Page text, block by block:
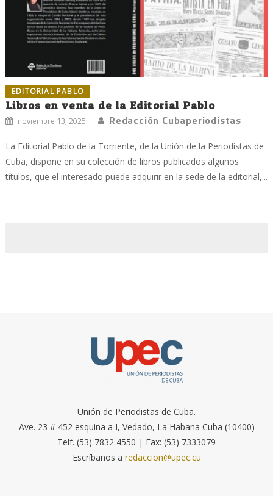
EDITORIAL PABLO
Libros en venta de la Editorial Pablo
noviembre 13, 2025 Redacción Cubaperiodistas
La Editorial Pablo de la Torriente, de la Unión de la Periodistas de
Cuba, dispone en su colección de libros publicados algunos
títulos, que el interesado puede adquirir en la sede de la editorial,...
Unión de Periodistas de Cuba.
Ave. 23 # 452 esquina a I, Vedado, La Habana Cuba (10400)
Telf. (53) 7832 4550 | Fax: (53) 7333079
Escríbanos a redaccion@upec.cu